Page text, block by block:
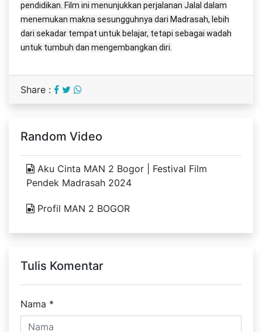
pendidikan. Film ini menunjukkan perjalanan Jalal dalam
menemukan makna sesungguhnya dari Madrasah, lebih
dari sekadar tempat untuk belajar, tetapi sebagai wadah
untuk tumbuh dan mengembangkan diri.
Share :
Random Video
Aku Cinta MAN 2 Bogor | Festival Film
Pendek Madrasah 2024
Profil MAN 2 BOGOR
Tulis Komentar
Nama *